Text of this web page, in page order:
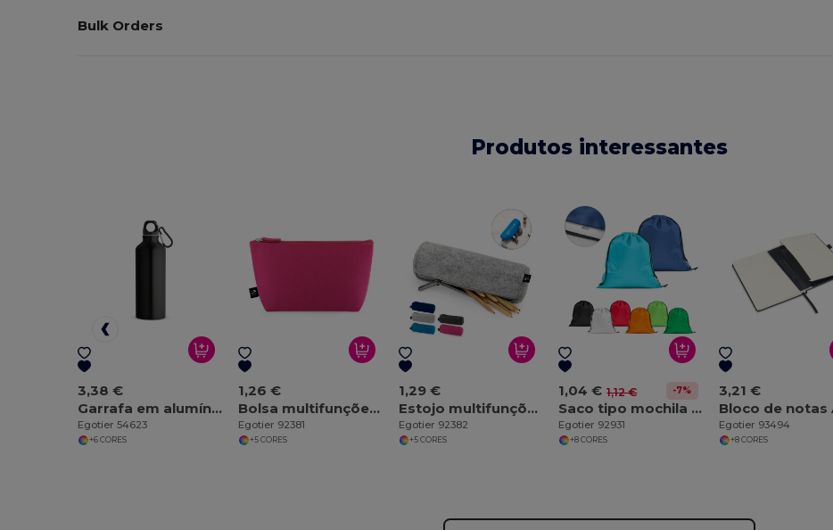
Bulk Orders
Produtos interessantes
3,38 €
Garrafa em alumínio reciclado com mosquetão 530 mL
Egotier 54623
+6 CORES
1,26 €
Bolsa multifunções em feltro reciclado (100% rPET)
Egotier 92381
+5 CORES
1,29 €
Estojo multifunções em feltro reciclado (100% rPET)
Egotier 92382
+5 CORES
1,04 € 1,12 € -7%
Saco tipo mochila em 190T poliéster reciclado (100% rPET)
Egotier 92931
+8 CORES
3,21 €
Egotier 93494
+8 CORES